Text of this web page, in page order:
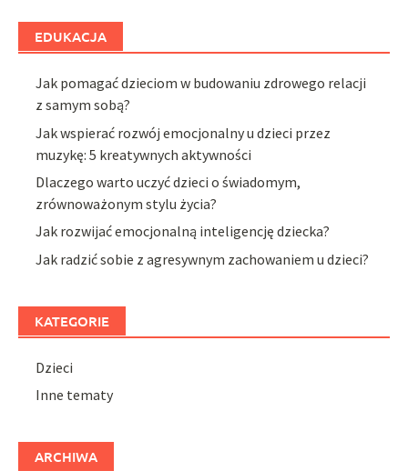
EDUKACJA
Jak pomagać dzieciom w budowaniu zdrowego relacji
z samym sobą?
Jak wspierać rozwój emocjonalny u dzieci przez
muzykę: 5 kreatywnych aktywności
Dlaczego warto uczyć dzieci o świadomym,
zrównoważonym stylu życia?
Jak rozwijać emocjonalną inteligencję dziecka?
Jak radzić sobie z agresywnym zachowaniem u dzieci?
KATEGORIE
Dzieci
Inne tematy
ARCHIWA